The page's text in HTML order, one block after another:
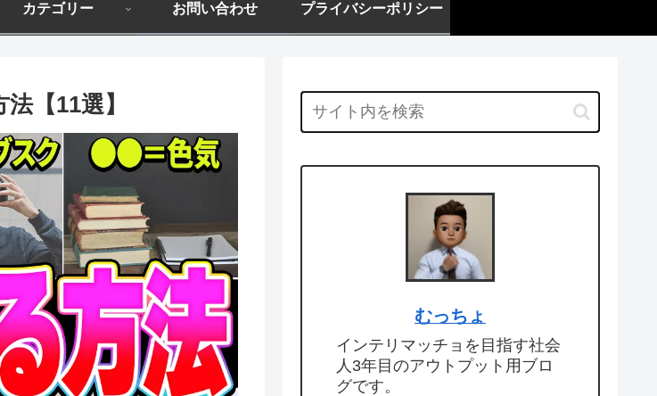
カテゴリー お問い合わせ プライバシーポリシー
【11選】
むっちょ
インテリマッチョを目指す社会
人3年目のアウトプット用ブロ
グです。